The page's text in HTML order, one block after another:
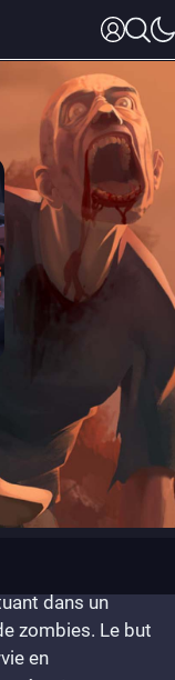
dans un
zombies. Le but
en